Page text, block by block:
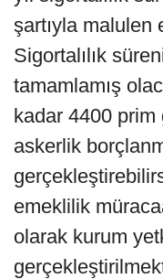
şartıyla malulen
Sigortalılık
tamamlamış
kadar 4400 prim
askerlik
emeklilik
olarak kurum